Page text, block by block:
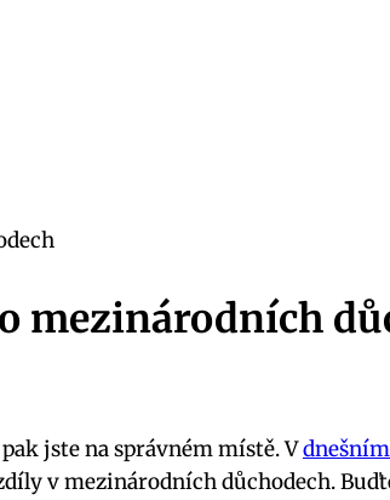
mezinárodních
jste na správném místě. V
v mezinárodních důchodech.